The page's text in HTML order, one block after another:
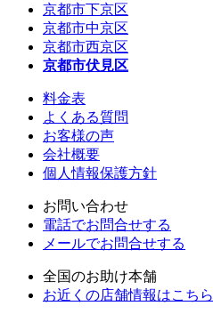
京都市下京区
京都市中京区
京都市西京区
京都市伏見区
料金表
よくある質問
お客様の声
会社概要
個人情報保護方針
お問い合わせ
電話でお問合せする
メールでお問合せする
全国のお助け本舗
お近くの店舗情報はこちら